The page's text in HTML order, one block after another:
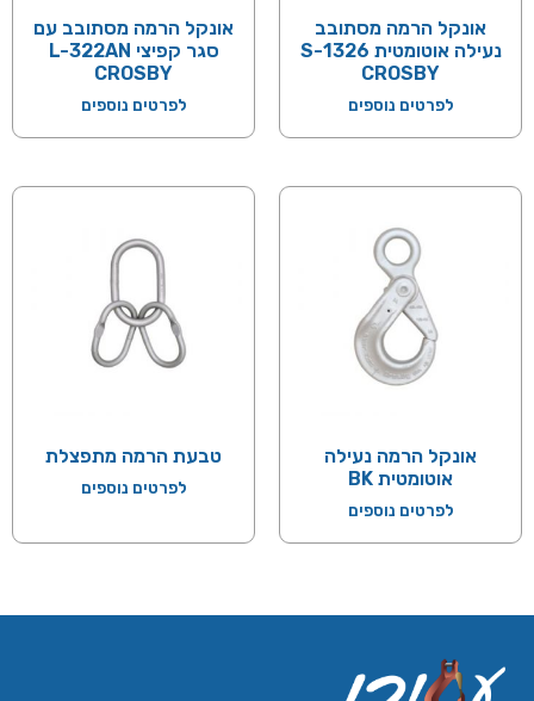
אונקל הרמה מסתובב
נעילה אוטומטית S-1326
CROSBY
לפרטים נוספים
אונקל הרמה מסתובב עם
סגר קפיצי L-322AN
CROSBY
לפרטים נוספים
אונקל הרמה נעילה
אוטומטית BK
לפרטים נוספים
טבעת הרמה מתפצלת
לפרטים נוספים